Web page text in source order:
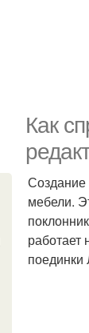
Как
Создание
мебели.
работает